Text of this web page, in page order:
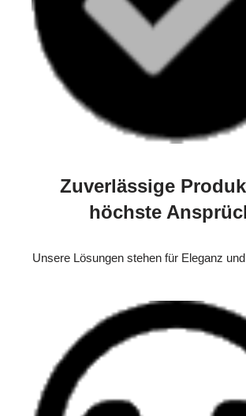
Zuverlässige
höchste
Unsere Lösungen stehen für Eleganz